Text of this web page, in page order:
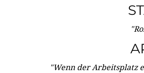
"Wenn der Arbeitsplatz